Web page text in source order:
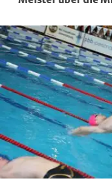
Motorbootsport
Motorsport
Pferdesport
Pétanque
Pool-Billard